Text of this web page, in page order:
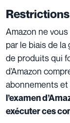
Amazon ne
par le biais de
de produits qui
d’Amazon
abonnements
l’examen
exécuter ces